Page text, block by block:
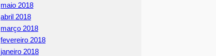
maio 2018
abril 2018
março 2018
fevereiro 2018
janeiro 2018